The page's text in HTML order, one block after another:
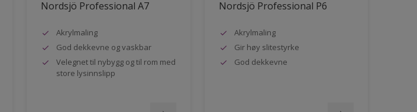
Nordsjö Professional A7
Akrylmaling
God dekkevne og vaskbar
Velegnet til nybygg og til rom med
store lysinnslipp
Nordsjö Professional P6
Akrylmaling
Gir høy slitestyrke
God dekkevne